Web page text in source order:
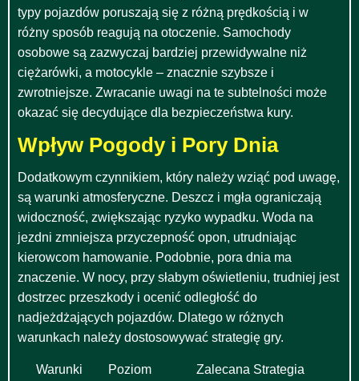
typy pojazdów poruszają się z różną prędkością i w
różny sposób reagują na otoczenie. Samochody
osobowe są zazwyczaj bardziej przewidywalne niż
ciężarówki, a motocykle – znacznie szybsze i
zwrotniejsze. Zwracanie uwagi na te subtelności może
okazać się decydujące dla bezpieczeństwa kury.
Wpływ Pogody i Pory Dnia
Dodatkowym czynnikiem, który należy wziąć pod uwagę,
są warunki atmosferyczne. Deszcz i mgła ograniczają
widoczność, zwiększając ryzyko wypadku. Woda na
jezdni zmniejsza przyczepność opon, utrudniając
kierowcom hamowanie. Podobnie, pora dnia ma
znaczenie. W nocy, przy słabym oświetleniu, trudniej jest
dostrzec przeszkody i ocenić odległość do
nadjeżdżających pojazdów. Dlatego w różnych
warunkach należy dostosowywać strategię gry.
Warunki
Poziom
Zalecana Strategia